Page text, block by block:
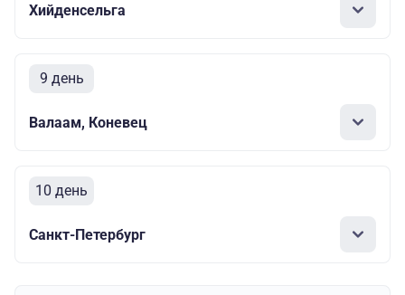
Хийденсельга
9 день
Валаам, Коневец
10 день
Санкт-Петербург